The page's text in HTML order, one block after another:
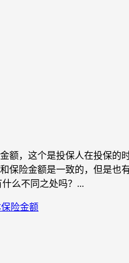
额，这个是投保人在投保
保险金额是一致的，但是
么不同之处吗？...
险金额